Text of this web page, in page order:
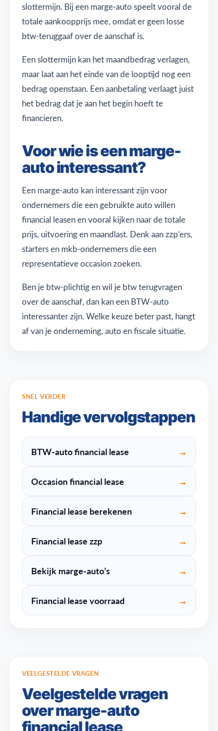
slottermijn. Bij een marge-auto speelt vooral de
totale aankoopprijs mee, omdat er geen losse
btw-teruggaaf over de aanschaf is.
Een slottermijn kan het maandbedrag verlagen,
maar laat aan het einde van de looptijd nog een
bedrag openstaan. Een aanbetaling verlaagt juist
het bedrag dat je aan het begin hoeft te
financieren.
Voor wie is een marge-
auto interessant?
Een marge-auto kan interessant zijn voor
ondernemers die een gebruikte auto willen
financial leasen en vooral kijken naar de totale
prijs, uitvoering en maandlast. Denk aan zzp’ers,
starters en mkb-ondernemers die een
representatieve occasion zoeken.
Ben je btw-plichtig en wil je btw terugvragen
over de aanschaf, dan kan een BTW-auto
interessanter zijn. Welke keuze beter past, hangt
af van je onderneming, auto en fiscale situatie.
SNEL VERDER
Handige vervolgstappen
BTW-auto financial lease →
Occasion financial lease →
Financial lease berekenen →
Financial lease zzp →
Bekijk marge-auto’s →
Financial lease voorraad →
VEELGESTELDE VRAGEN
Veelgestelde vragen
over marge-auto
financial lease